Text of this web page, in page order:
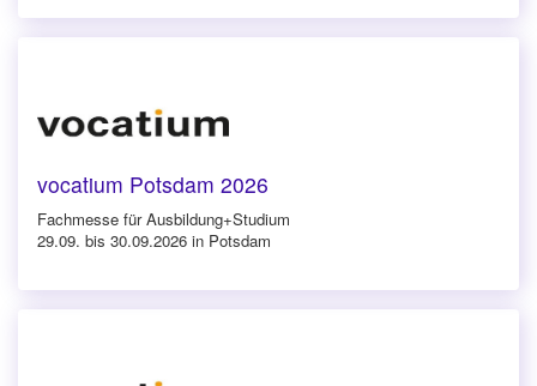
vocatium Potsdam 2026
Fachmesse für Ausbildung+Studium
29.09. bis 30.09.2026 in Potsdam